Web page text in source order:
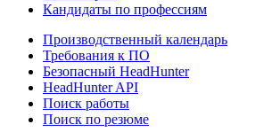
Кандидаты по профессиям
Производственный календарь
Требования к ПО
Безопасный HeadHunter
HeadHunter API
Поиск работы
Поиск по резюме